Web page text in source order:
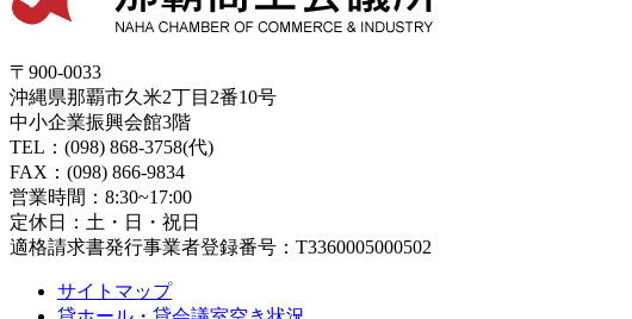
〒900-0033
沖縄県那覇市久米2丁目2番10号
中小企業振興会館3階
TEL：(098) 868-3758(代)
FAX：(098) 866-9834
営業時間：8:30~17:00
定休日：土・日・祝日
適格請求書発行事業者登録番号：T3360005000502
サイトマップ